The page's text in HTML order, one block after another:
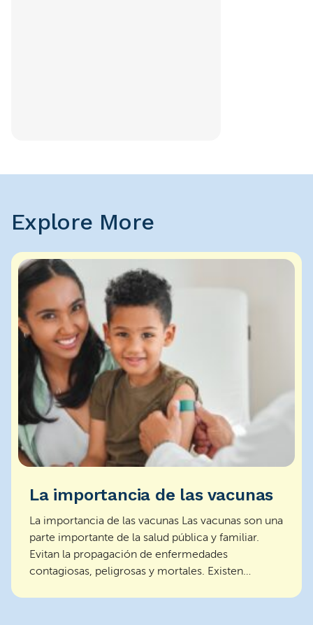
Explore More
La importancia de las vacunas
La importancia de las vacunas Las vacunas son una
parte importante de la salud pública y familiar.
Evitan la propagación de enfermedades
contagiosas, peligrosas y mortales. Existen